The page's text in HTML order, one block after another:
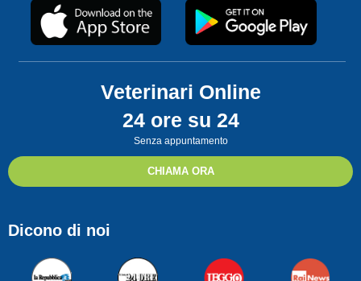
Veterinari Online
24 ore su 24
Senza appuntamento
CHIAMA ORA
Dicono di noi